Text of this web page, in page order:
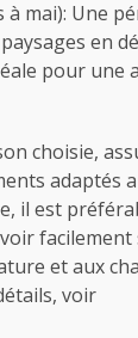
mai): Une
en
pour une
choisie,
adaptés
il est
facilement
et aux
voir